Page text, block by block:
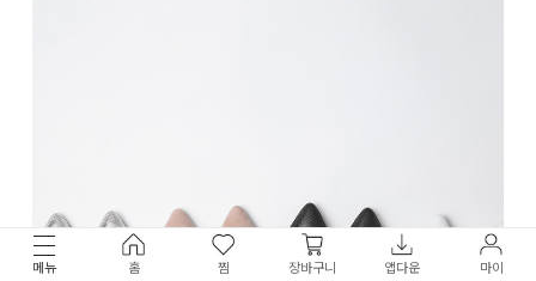
메뉴 홈 찜 장바구니 앱다운 마이